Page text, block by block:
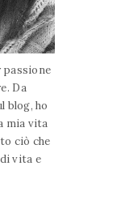
passione
Da
blog, ho
mia vita
ciò che
vita e